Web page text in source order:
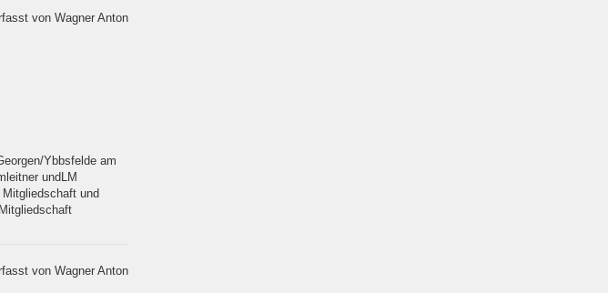
von Wagner Anton
Ybbsfelde am
undLM
Mitgliedschaft und
von Wagner Anton